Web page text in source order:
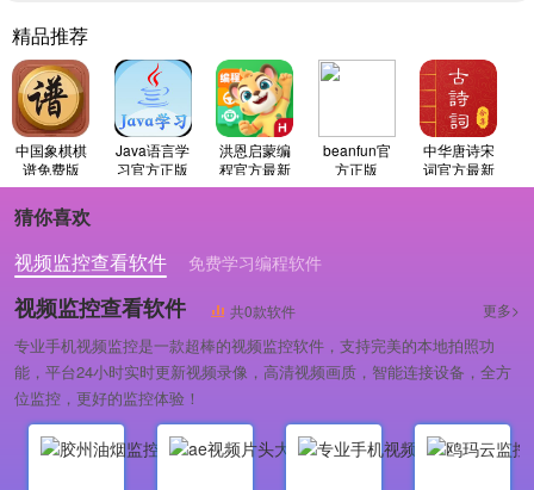
精品推荐
中国象棋棋
谱免费版
Java语言学
习官方正版
洪恩启蒙编
程官方最新
版
beanfun官
方正版
中华唐诗宋
词官方最新
版
猜你喜欢
视频监控查看软件
免费学习编程软件
专业做婚礼策划的软件
视频监控查看软件 共0款软件 更多>
专业手机视频监控是一款超棒的视频监控软件，支持完美的本地拍照功
能，平台24小时实时更新视频录像，高清视频画质，智能连接设备，全方
位监控，更好的监控体验！